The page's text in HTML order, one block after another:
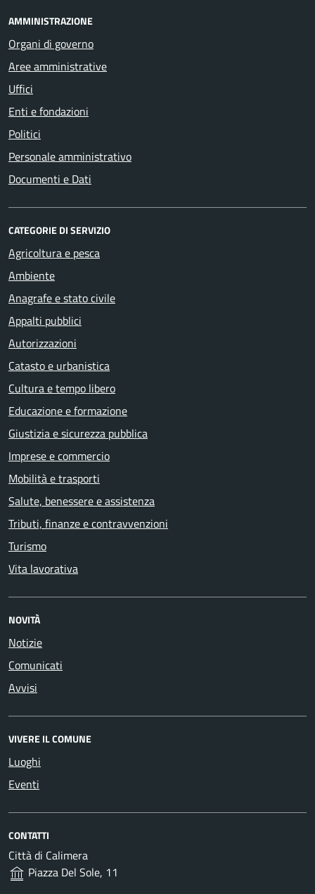
AMMINISTRAZIONE
Organi di governo
Aree amministrative
Uffici
Enti e fondazioni
Politici
Personale amministrativo
Documenti e Dati
CATEGORIE DI SERVIZIO
Agricoltura e pesca
Ambiente
Anagrafe e stato civile
Appalti pubblici
Autorizzazioni
Catasto e urbanistica
Cultura e tempo libero
Educazione e formazione
Giustizia e sicurezza pubblica
Imprese e commercio
Mobilità e trasporti
Salute, benessere e assistenza
Tributi, finanze e contravvenzioni
Turismo
Vita lavorativa
NOVITÀ
Notizie
Comunicati
Avvisi
VIVERE IL COMUNE
Luoghi
Eventi
CONTATTI
Città di Calimera
Piazza Del Sole, 11